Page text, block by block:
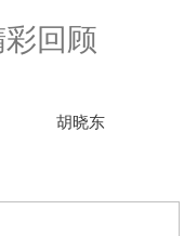
回顾
胡晓东